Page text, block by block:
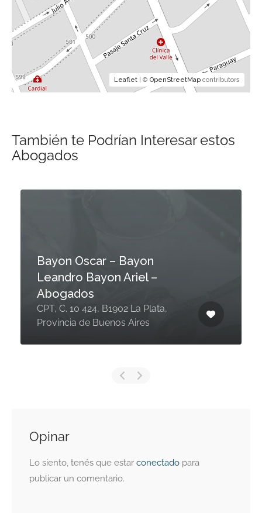
Leaflet | © OpenStreetMap contributors
También te Podrían Interesar estos
Abogados
Bayon Oscar – Bayon
Leandro Bayon Ariel –
Abogados
CPT, C. 10 424, B1902 La Plata,
Provincia de Buenos Aires
Opinar
Lo siento, tenés que estar conectado para
publicar un comentario.